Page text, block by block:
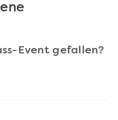
Event gefallen?